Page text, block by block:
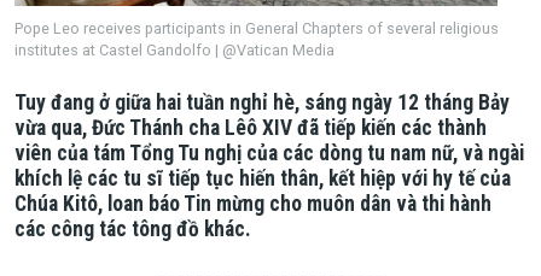
Pope Leo receives participants in General Chapters of several religious
institutes at Castel Gandolfo | @Vatican Media
Tuy đang ở giữa hai tuần nghỉ hè, sáng ngày 12 tháng Bảy
vừa qua, Đức Thánh cha Lêô XIV đã tiếp kiến các thành
viên của tám Tổng Tu nghị của các dòng tu nam nữ, và ngài
khích lệ các tu sĩ tiếp tục hiến thân, kết hiệp với hy tế của
Chúa Kitô, loan báo Tin mừng cho muôn dân và thi hành
các công tác tông đồ khác.